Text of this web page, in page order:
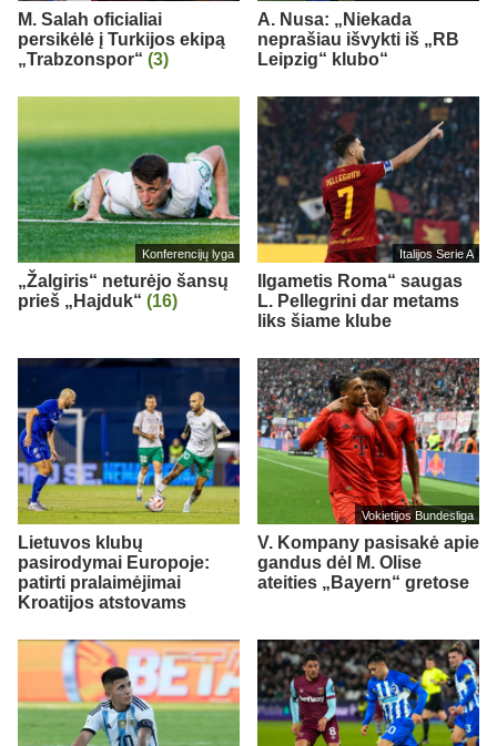
M. Salah oficialiai
persikėlė į Turkijos ekipą
„Trabzonspor“ (3)
A. Nusa: „Niekada
neprašiau išvykti iš „RB
Leipzig“ klubo“
Konferencijų lyga
„Žalgiris“ neturėjo šansų
prieš „Hajduk“ (16)
Italijos Serie A
Ilgametis Roma“ saugas
L. Pellegrini dar metams
liks šiame klube
Lietuvos klubų
pasirodymai Europoje:
patirti pralaimėjimai
Kroatijos atstovams
Vokietijos Bundesliga
V. Kompany pasisakė apie
gandus dėl M. Olise
ateities „Bayern“ gretose